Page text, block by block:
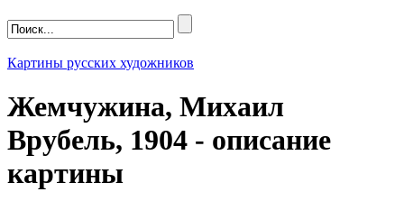
Картины русских художников
Жемчужина, Михаил
Врубель, 1904 - описание
картины